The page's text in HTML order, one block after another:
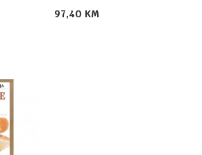
97,40 KM